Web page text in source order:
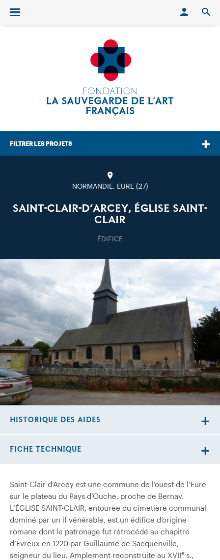
Ouvrir/fermer le menu
FILTRER LES PROJETS
NORMANDIE, EURE (27)
SAINT-CLAIR-D’ARCEY, ÉGLISE SAINT-
CLAIR
ÉDIFICE
Saint-Clair d’Arcey est une commune de l’ouest de l’Eure
sur le plateau du Pays d’Ouche, proche de Bernay.
L’ÉGLISE SAINT-CLAIR, entourée du cimetière communal
dominé par un if vénérable, est un édifice d’origine
romane dont le patronage fut rétrocédé au chapitre
d’Évreux en 1220 par Guillaume de Sacquenville,
seigneur du lieu. Amplement reconstruite au XVIIe s.,
HISTORIQUE DES AIDES
FICHE TECHNIQUE